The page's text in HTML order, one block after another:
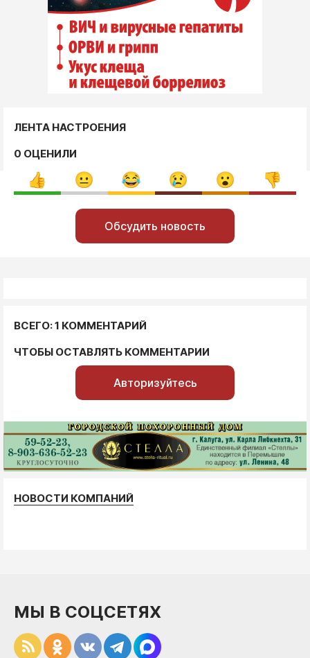
ЛЕНТА НАСТРОЕНИЯ
0 ОЦЕНИЛИ
Обсудить новость
ВСЕГО: 1 КОММЕНТАРИЙ
ЧТОБЫ ОСТАВЛЯТЬ КОММЕНТАРИИ
Авторизуйтесь
НОВОСТИ КОМПАНИЙ
МЫ В СОЦСЕТЯХ